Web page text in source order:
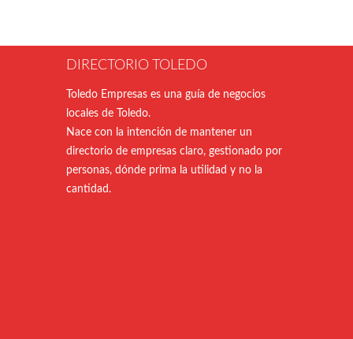
DIRECTORIO TOLEDO
Toledo Empresas es una guía de negocios
locales de Toledo.
Nace con la intención de mantener un
directorio de empresas claro, gestionado por
personas, dónde prima la utilidad y no la
cantidad.